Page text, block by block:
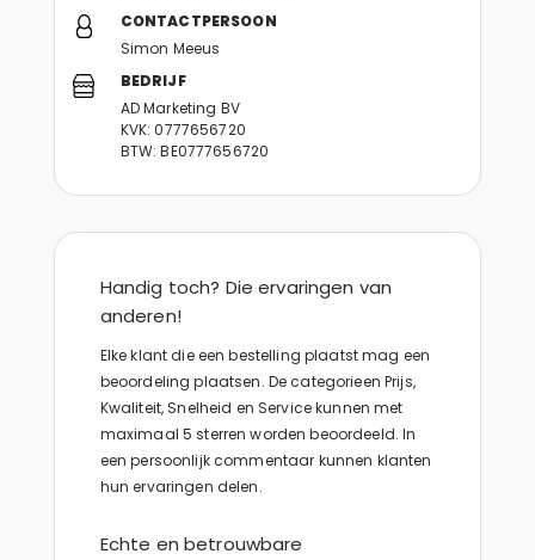
CONTACTPERSOON
Simon Meeus
BEDRIJF
AD Marketing BV
KVK: 0777656720
BTW: BE0777656720
Handig toch? Die ervaringen van
anderen!
Elke klant die een bestelling plaatst mag een
beoordeling plaatsen. De categorieen Prijs,
Kwaliteit, Snelheid en Service kunnen met
maximaal 5 sterren worden beoordeeld. In
een persoonlijk commentaar kunnen klanten
hun ervaringen delen.
Echte en betrouwbare